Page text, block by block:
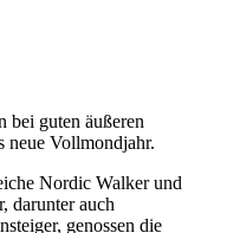
bei guten äußeren
neue Vollmondjahr.
Nordic Walker und
darunter auch
genossen die